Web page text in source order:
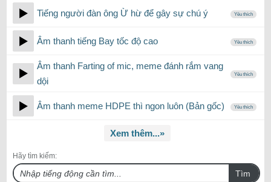
Tiếng người đàn ông Ừ hừ để gây sự chú ý Yêu thích
Âm thanh tiếng Bay tốc độ cao Yêu thích
Âm thanh Farting of mic, meme đánh rắm vang
dội
Yêu thích
Âm thanh meme HDPE thì ngon luôn (Bản gốc) Yêu thích
Xem thêm...»
Hãy tìm kiếm:
Tìm